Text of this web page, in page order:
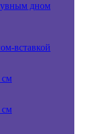
дном
вставкой
см
см